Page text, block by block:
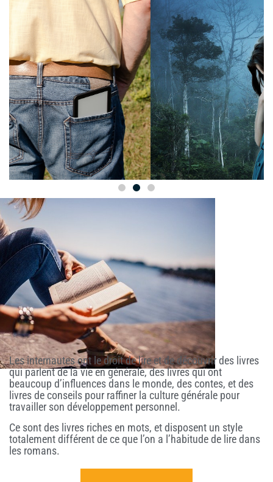
Les internautes ont le droit de lire et de découvrir des livres
qui parlent de la vie en générale, des livres qui ont
beaucoup d’influences dans le monde, des contes, et des
livres de conseils pour raffiner la culture générale pour
travailler son développement personnel.
Ce sont des livres riches en mots, et disposent un style
totalement différent de ce que l’on a l’habitude de lire dans
les romans.